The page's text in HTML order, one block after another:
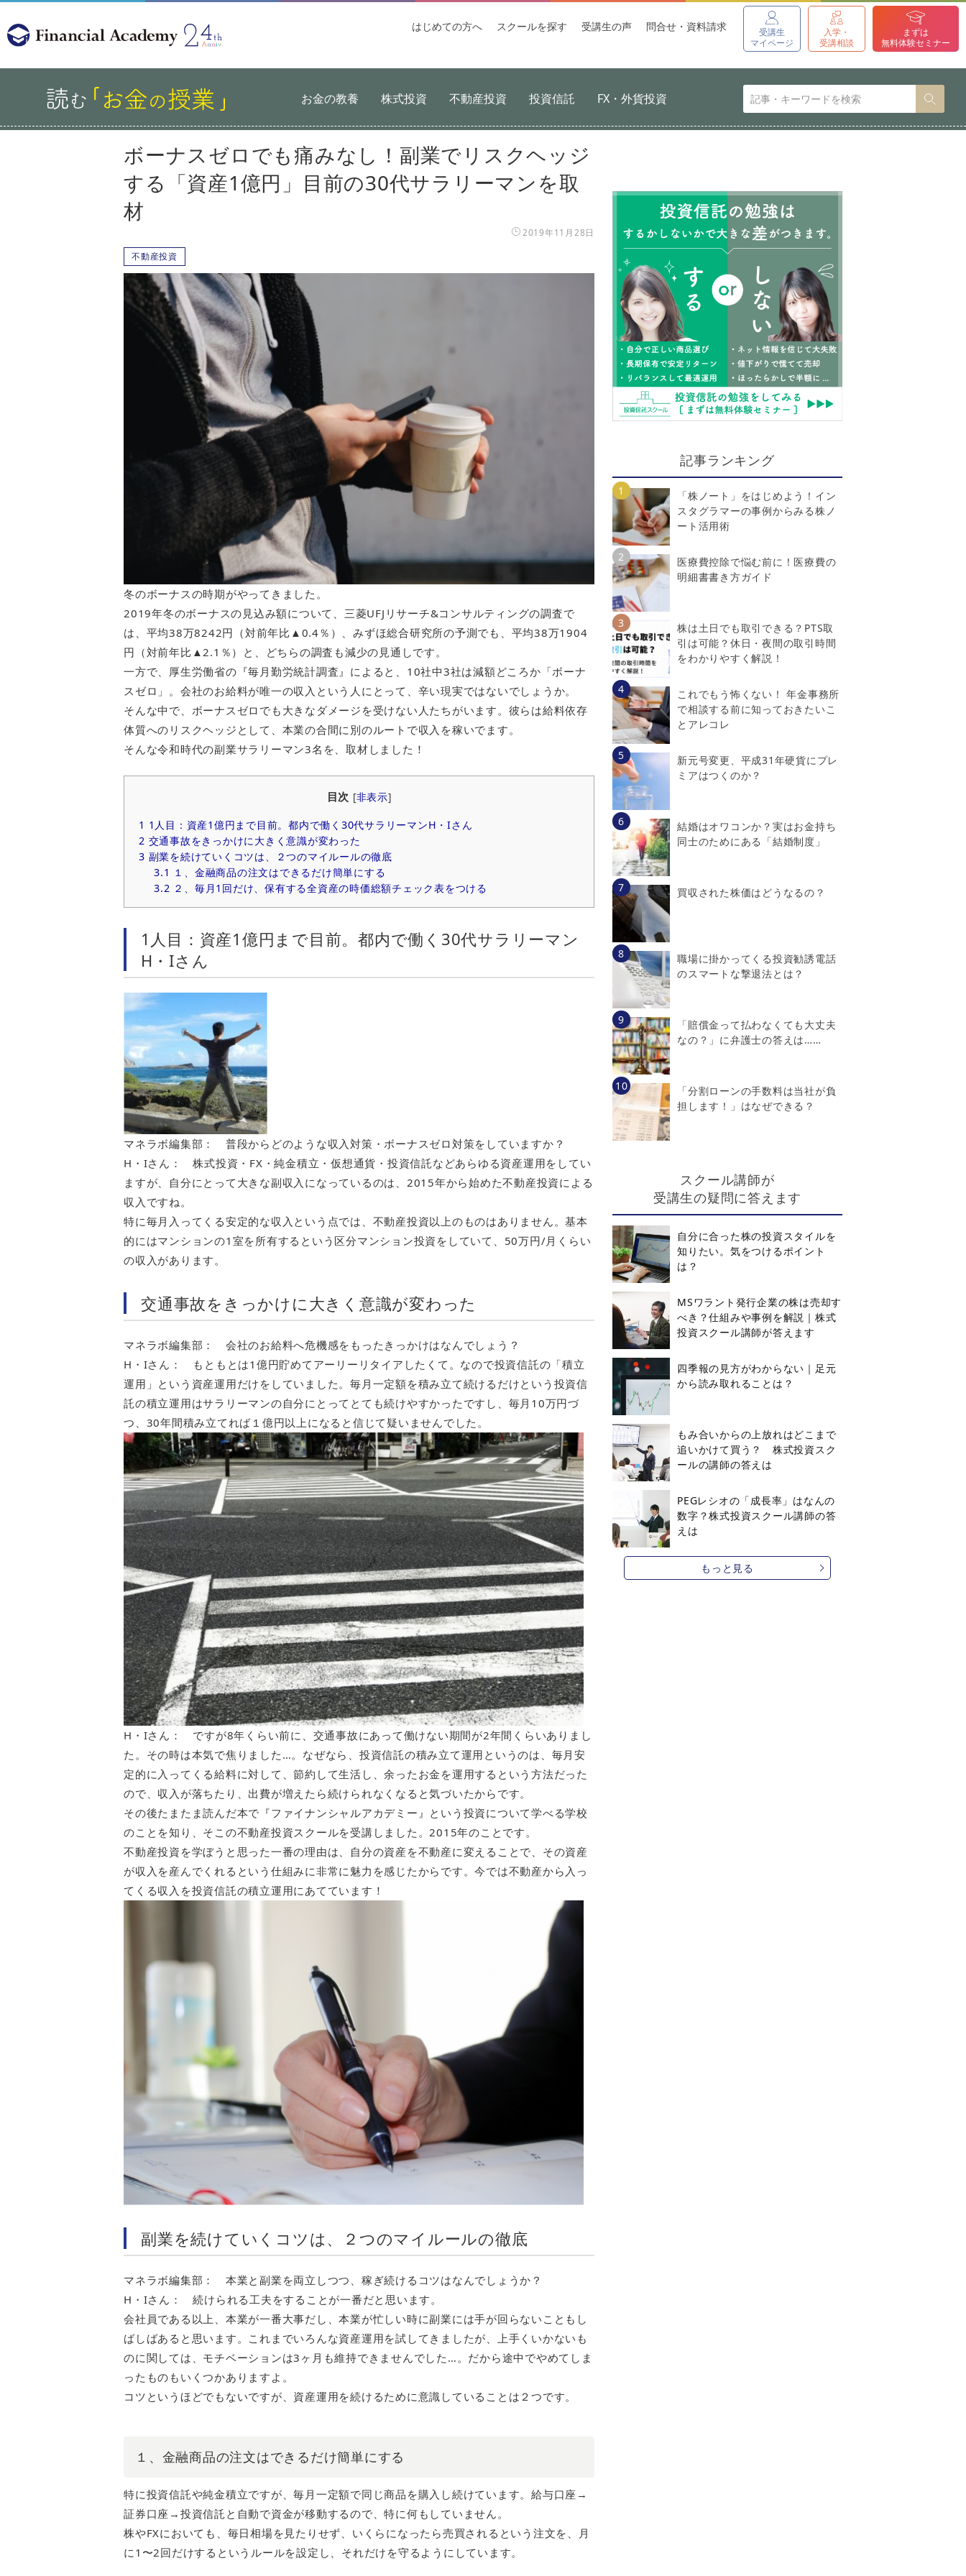
受講生
マイページ
入学・
受講相談
まずは
無料体験セミナー
はじめての方へ スクールを探す 受講生の声 問合せ・資料請求
お金の教養 株式投資 不動産投資 投資信託 FX・外貨投資
ボーナスゼロでも痛みなし！副業でリスクヘッジ
する「資産1億円」目前の30代サラリーマンを取
材
2019年11月28日
不動産投資
冬のボーナスの時期がやってきました。
2019年冬のボーナスの見込み額について、三菱UFJリサーチ&コンサルティングの調査で
は、平均38万8242円（対前年比▲0.4％）、みずほ総合研究所の予測でも、平均38万1904
円（対前年比▲2.1％）と、どちらの調査も減少の見通しです。
一方で、厚生労働省の『毎月勤労統計調査』によると、10社中3社は減額どころか「ボーナ
スゼロ」。会社のお給料が唯一の収入という人にとって、辛い現実ではないでしょうか。
そんな中で、ボーナスゼロでも大きなダメージを受けない人たちがいます。彼らは給料依存
体質へのリスクヘッジとして、本業の合間に別のルートで収入を稼いでます。
そんな令和時代の副業サラリーマン3名を、取材しました！
目次 [非表示]
1 1人目：資産1億円まで目前。都内で働く30代サラリーマンH・Iさん
2 交通事故をきっかけに大きく意識が変わった
3 副業を続けていくコツは、２つのマイルールの徹底
3.1 １、金融商品の注文はできるだけ簡単にする
3.2 ２、毎月1回だけ、保有する全資産の時価総額チェック表をつける
1人目：資産1億円まで目前。都内で働く30代サラリーマン
H・Iさん
マネラボ編集部： 普段からどのような収入対策・ボーナスゼロ対策をしていますか？
H・Iさん： 株式投資・FX・純金積立・仮想通貨・投資信託などあらゆる資産運用をしてい
ますが、自分にとって大きな副収入になっているのは、2015年から始めた不動産投資による
収入ですね。
特に毎月入ってくる安定的な収入という点では、不動産投資以上のものはありません。基本
的にはマンションの1室を所有するという区分マンション投資をしていて、50万円/月くらい
の収入があります。
交通事故をきっかけに大きく意識が変わった
マネラボ編集部： 会社のお給料へ危機感をもったきっかけはなんでしょう？
H・Iさん： もともとは1億円貯めてアーリーリタイアしたくて。なので投資信託の「積立
運用」という資産運用だけをしていました。毎月一定額を積み立て続けるだけという投資信
託の積立運用はサラリーマンの自分にとってとても続けやすかったですし、毎月10万円づ
つ、30年間積み立てれば１億円以上になると信じて疑いませんでした。
H・Iさん： ですが8年くらい前に、交通事故にあって働けない期間が2年間くらいありまし
た。その時は本気で焦りました…。なぜなら、投資信託の積み立て運用というのは、毎月安
定的に入ってくる給料に対して、節約して生活し、余ったお金を運用するという方法だった
ので、収入が落ちたり、出費が増えたら続けられなくなると気づいたからです。
その後たまたま読んだ本で『ファイナンシャルアカデミー』という投資について学べる学校
のことを知り、そこの不動産投資スクールを受講しました。2015年のことです。
不動産投資を学ぼうと思った一番の理由は、自分の資産を不動産に変えることで、その資産
が収入を産んでくれるという仕組みに非常に魅力を感じたからです。今では不動産から入っ
てくる収入を投資信託の積立運用にあてています！
副業を続けていくコツは、２つのマイルールの徹底
マネラボ編集部： 本業と副業を両立しつつ、稼ぎ続けるコツはなんでしょうか？
H・Iさん： 続けられる工夫をすることが一番だと思います。
会社員である以上、本業が一番大事だし、本業が忙しい時に副業には手が回らないこともし
ばしばあると思います。これまでいろんな資産運用を試してきましたが、上手くいかないも
のに関しては、モチベーションは3ヶ月も維持できませんでした…。だから途中でやめてしま
ったものもいくつかありますよ。
コツというほどでもないですが、資産運用を続けるために意識していることは２つです。
１、金融商品の注文はできるだけ簡単にする
特に投資信託や純金積立ですが、毎月一定額で同じ商品を購入し続けています。給与口座→
証券口座→投資信託と自動で資金が移動するので、特に何もしていません。
株やFXにおいても、毎日相場を見たりせず、いくらになったら売買されるという注文を、月
に1〜2回だけするというルールを設定し、それだけを守るようにしています。
記事ランキング
「株ノート」をはじめよう！イン
スタグラマーの事例からみる株ノ
ート活用術
医療費控除で悩む前に！医療費の
明細書書き方ガイド
株は土日でも取引できる？PTS取
引は可能？休日・夜間の取引時間
をわかりやすく解説！
これでもう怖くない！ 年金事務所
で相談する前に知っておきたいこ
とアレコレ
新元号変更、平成31年硬貨にプレ
ミアはつくのか？
結婚はオワコンか？実はお金持ち
同士のためにある「結婚制度」
買収された株価はどうなるの？
職場に掛かってくる投資勧誘電話
のスマートな撃退法とは？
「賠償金って払わなくても大丈夫
なの？」に弁護士の答えは……
「分割ローンの手数料は当社が負
担します！」はなぜできる？
スクール講師が
受講生の疑問に答えます
自分に合った株の投資スタイルを
知りたい。気をつけるポイント
は？
MSワラント発行企業の株は売却す
べき？仕組みや事例を解説｜株式
投資スクール講師が答えます
四季報の見方がわからない｜足元
から読み取れることは？
もみ合いからの上放れはどこまで
追いかけて買う？ 株式投資スク
ールの講師の答えは
PEGレシオの「成長率」はなんの
数字？株式投資スクール講師の答
えは
もっと見る